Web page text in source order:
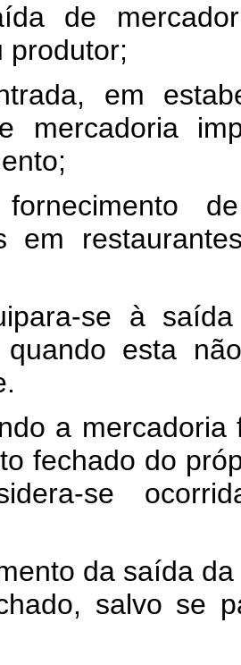
de
produtor;
em
mercadoria
de
em
se à
quando esta
a
fechado do
se
da saída
salvo se